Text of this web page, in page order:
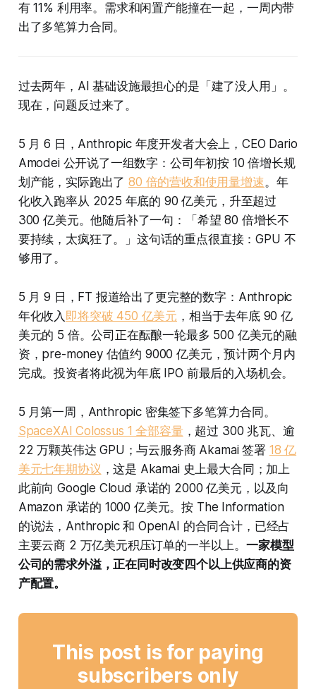
有 11% 利用率。需求和闲置产能撞在一起，一周内带
出了多笔算力合同。
过去两年，AI 基础设施最担心的是「建了没人用」。
现在，问题反过来了。
5 月 6 日，Anthropic 年度开发者大会上，CEO Dario
Amodei 公开说了一组数字：公司年初按 10 倍增长规
划产能，实际跑出了80 倍的营收和使用量增速。年
化收入跑率从 2025 年底的 90 亿美元，升至超过
300 亿美元。他随后补了一句：「希望 80 倍增长不
要持续，太疯狂了。」这句话的重点很直接：GPU 不
够用了。
5 月 9 日，FT 报道给出了更完整的数字：Anthropic
年化收入 即将突破 450 亿美元 ，相当于去年底 90 亿
美元的 5 倍。公司正在酝酿一轮最多 500 亿美元的融
资，pre-money 估值约 9000 亿美元，预计两个月内
完成。投资者将此视为年底 IPO 前最后的入场机会。
5 月第一周，Anthropic 密集签下多笔算力合同。
SpaceXAI Colossus 1 全部容量 ，超过 300 兆瓦、逾
22 万颗英伟达 GPU；与云服务商 Akamai 签署 18 亿
美元七年期协议 ，这是 Akamai 史上最大合同；加上
此前向 Google Cloud 承诺的 2000 亿美元，以及向
Amazon 承诺的 1000 亿美元。按 The Information
的说法，Anthropic 和 OpenAI 的合同合计，已经占
主要云商 2 万亿美元积压订单的一半以上。一家模型
公司的需求外溢，正在同时改变四个以上供应商的资
产配置。
This post is for paying
subscribers only